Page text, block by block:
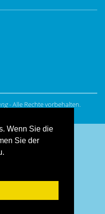
Wenn Sie die
Sie der
- Alle Rechte vorbehalten.